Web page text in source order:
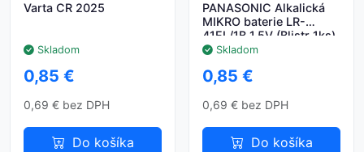
Varta CR 2025
Skladom
0,85 €
0,69 € bez DPH
Do košíka
PANASONIC Alkalická
MIKRO baterie LR-
41EL/1B 1,5V (Blistr 1ks)
Skladom
0,85 €
0,69 € bez DPH
Do košíka